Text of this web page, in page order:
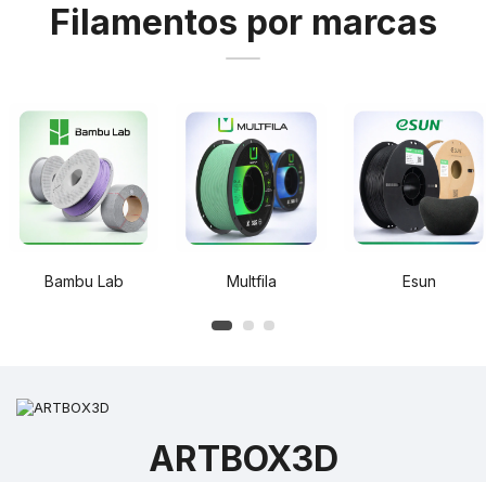
Filamentos por marcas
Bambu Lab Multfila Esun
ARTBOX3D